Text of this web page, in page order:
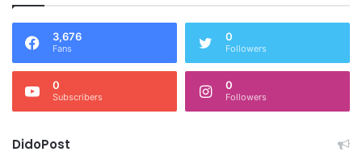
3,676
Fans
0
Followers
0
Subscribers
0
Followers
DidoPost